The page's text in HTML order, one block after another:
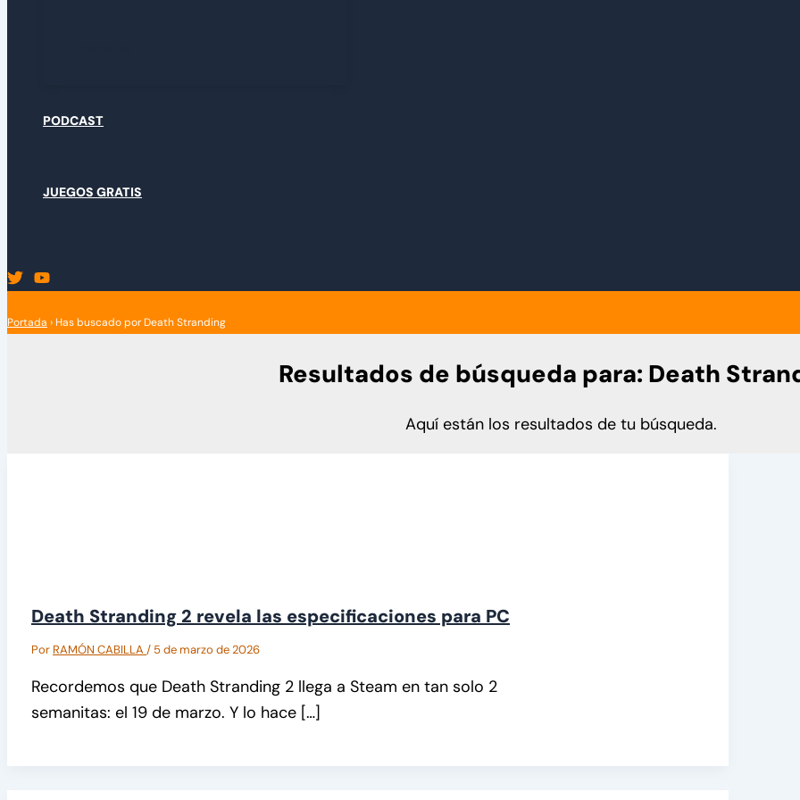
PODCAST
JUEGOS GRATIS
Portada ›Has buscado por Death Stranding
Resultados de búsqueda para: Death
Aquí están los resultados de tu búsqueda.
Death Stranding 2 revela las especificaciones para PC
Por RAMÓN CABILLA / 5 de marzo de 2026
Recordemos que Death Stranding 2 llega a Steam en tan solo 2
semanitas: el 19 de marzo. Y lo hace […]